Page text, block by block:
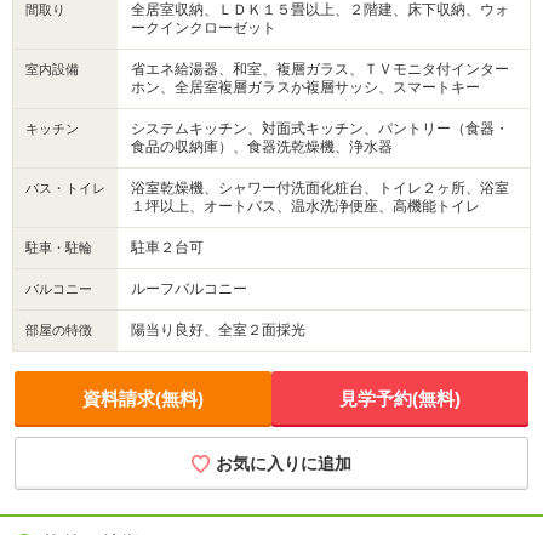
間取り
全居室収納、ＬＤＫ１５畳以上、２階建、床下収納、ウォ
ークインクローゼット
室内設備
省エネ給湯器、和室、複層ガラス、ＴＶモニタ付インター
ホン、全居室複層ガラスか複層サッシ、スマートキー
キッチン
システムキッチン、対面式キッチン、パントリー（食器・
食品の収納庫）、食器洗乾燥機、浄水器
バス・トイレ
浴室乾燥機、シャワー付洗面化粧台、トイレ２ヶ所、浴室
１坪以上、オートバス、温水洗浄便座、高機能トイレ
駐車・駐輪 駐車２台可
バルコニー ルーフバルコニー
部屋の特徴 陽当り良好、全室２面採光
資料請求(無料) 見学予約(無料)
お気に入りに追加